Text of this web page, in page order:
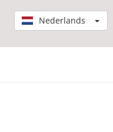
Nederlands